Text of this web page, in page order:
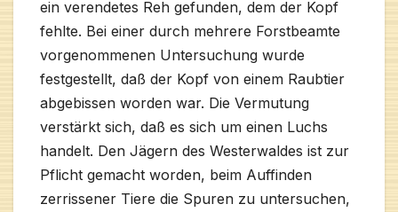
ein verendetes Reh gefunden, dem der Kopf
fehlte. Bei einer durch mehrere Forstbeamte
vorgenommenen Untersuchung wurde
festgestellt, daß der Kopf von einem Raubtier
abgebissen worden war. Die Vermutung
verstärkt sich, daß es sich um einen Luchs
handelt. Den Jägern des Westerwaldes ist zur
Pflicht gemacht worden, beim Auffinden
zerrissener Tiere die Spuren zu untersuchen,